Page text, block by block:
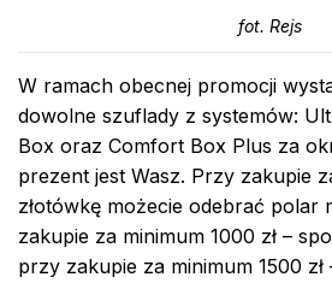
fot. Rejs
W ramach obecnej promocji
dowolne szuflady z systemów:
Box oraz Comfort Box Plus za
prezent jest Wasz. Przy zakupie
złotówkę możecie odebrać polar
zakupie za minimum 1000 zł –
przy zakupie za minimum 1500 zł